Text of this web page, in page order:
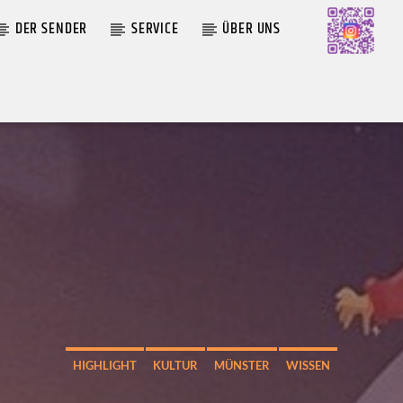
DER SENDER SERVICE ÜBER UNS
HIGHLIGHT KULTUR MÜNSTER WISSEN